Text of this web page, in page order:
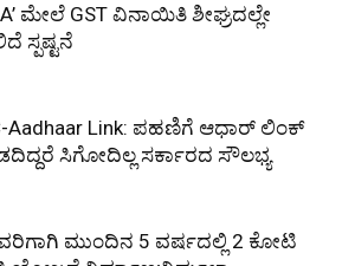
ಮೇಲೆ GST ವಿನಾಯಿತಿ ಶೀಘ್ರದಲ್ಲೇ
ಸ್ಪಷ್ಟನೆ
Aadhaar Link: ಪಹಣಿಗೆ ಆಧಾರ್ ಲಿಂಕ್
ಸಿಗೋದಿಲ್ಲ ಸರ್ಕಾರದ ಸೌಲಭ್ಯ
ಮುಂದಿನ 5 ವರ್ಷದಲ್ಲಿ 2 ಕೋಟಿ